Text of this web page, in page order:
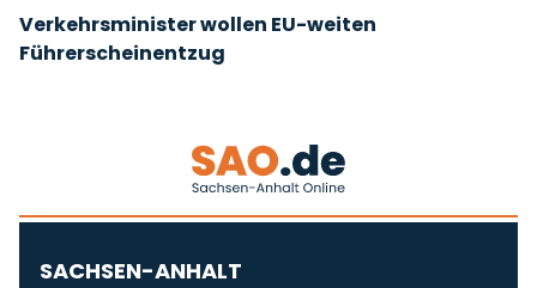
Verkehrsminister wollen EU-weiten
Führerscheinentzug
SACHSEN-ANHALT